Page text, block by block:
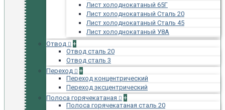
Лист холоднокатаный 65Г
Лист холоднокатаный Сталь 20
Лист холоднокатаный Сталь 45
Лист холоднокатаный У8А
Отвод
+
Отвод сталь 20
Отвод сталь 3
Переход
+
Переход концентрический
Переход эксцентрический
Полоса горячекатаная
+
Полоса горячекатаная сталь 20